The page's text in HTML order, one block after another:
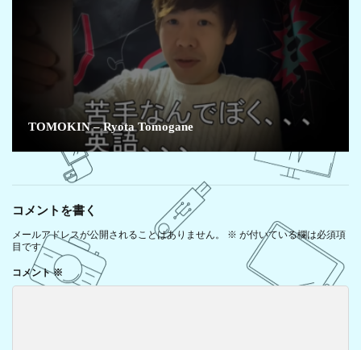
TOMOKIN – Ryota Tomogane
コメントを書く
メールアドレスが公開されることはありません。 ※ が付いている欄は必須項
目です
コメント※